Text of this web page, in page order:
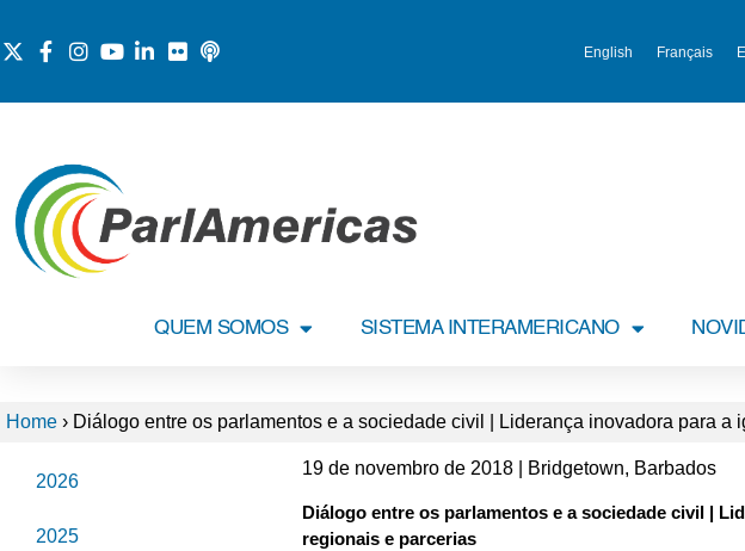
English Français
QUEM SOMOS SISTEMA INTERAMERICANO
Home › Diálogo entre os parlamentos e a sociedade civil | Liderança inovadora para
2026
2025
19 de novembro de 2018 | Bridgetown, Barbados
Diálogo entre os parlamentos e a sociedade civil |
regionais e parcerias